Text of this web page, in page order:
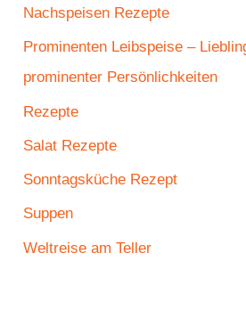
Nachspeisen Rezepte
Prominenten Leibspeise –
prominenter Persönlichkeiten
Rezepte
Salat Rezepte
Sonntagsküche Rezept
Suppen
Weltreise am Teller